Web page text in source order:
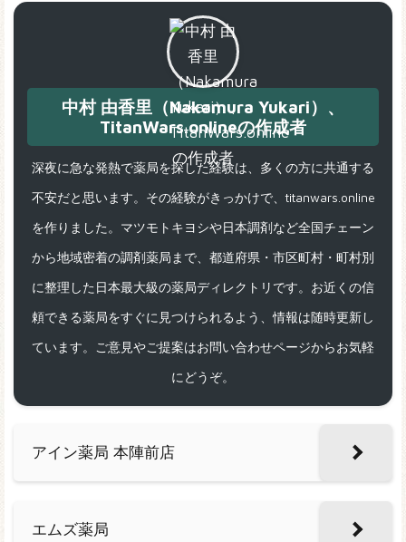
中村 由香里（Nakamura Yukari）、
TitanWars.onlineの作成者
深夜に急な発熱で薬局を探した経験は、多くの方に共通する
不安だと思います。その経験がきっかけで、titanwars.online
を作りました。マツモトキヨシや日本調剤など全国チェーン
から地域密着の調剤薬局まで、都道府県・市区町村・町村別
に整理した日本最大級の薬局ディレクトリです。お近くの信
頼できる薬局をすぐに見つけられるよう、情報は随時更新し
ています。ご意見やご提案はお問い合わせページからお気軽
にどうぞ。
アイン薬局 本陣前店
エムズ薬局